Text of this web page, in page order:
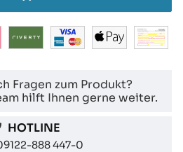
Fragen zum Produkt?
hilft Ihnen gerne weiter.
HOTLINE
888 447-0